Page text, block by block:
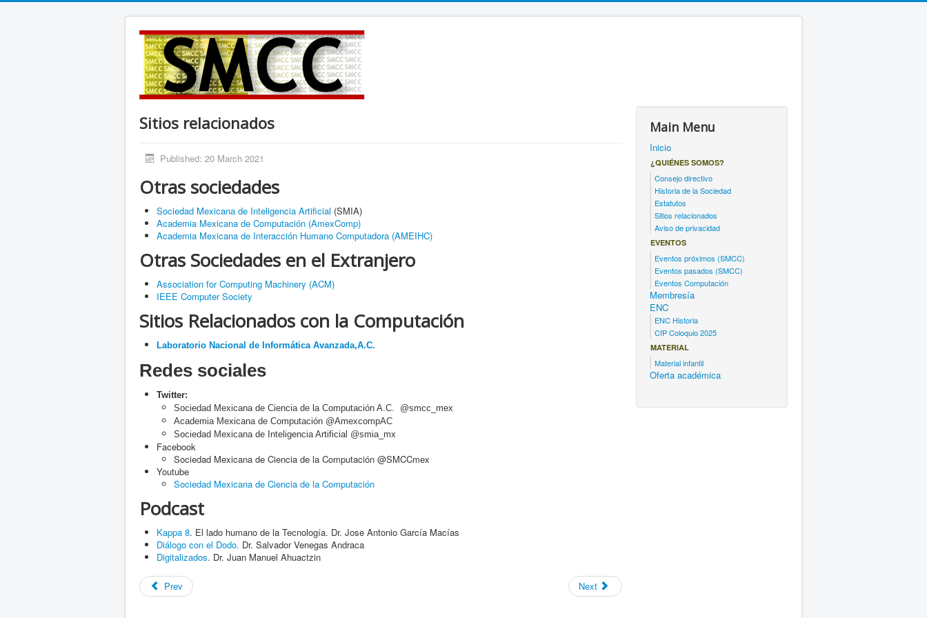
Sitios relacionados
Published: 20 March 2021
Otras sociedades
Sociedad Mexicana de Inteligencia Artificial (SMIA)
Academia Mexicana de Computación (AmexComp)
Academia Mexicana de Interacción Humano Computadora (AMEIHC)
Otras Sociedades en el Extranjero
Association for Computing Machinery (ACM)
IEEE Computer Society
Sitios Relacionados con la Computación
Laboratorio Nacional de Informática Avanzada,A.C.
Redes sociales
Twitter:
Sociedad Mexicana de Ciencia de la Computación A.C. @smcc_mex
Academia Mexicana de Computación @AmexcompAC
Sociedad Mexicana de Inteligencia Artificial @smia_mx
Facebook
Sociedad Mexicana de Ciencia de la Computación @SMCCmex
Youtube
Sociedad Mexicana de Ciencia de la Computación
Podcast
Kappa 8. El lado humano de la Tecnología. Dr. Jose Antonio García Macías
Diálogo con el Dodo. Dr. Salvador Venegas Andraca
Digitalizados. Dr. Juan Manuel Ahuactzin
Prev Next
Main Menu
Inicio
¿QUIÉNES SOMOS?
Consejo directivo
Historia de la Sociedad
Estatutos
Sitios relacionados
Aviso de privacidad
EVENTOS
Eventos próximos (SMCC)
Eventos pasados (SMCC)
Eventos Computación
Membresía
ENC
ENC Historia
CfP Coloquio 2025
MATERIAL
Material infantil
Oferta académica